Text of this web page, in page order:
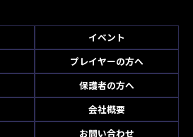
イベント
プレイヤーの方へ
保護者の方へ
会社概要
お問い合わせ